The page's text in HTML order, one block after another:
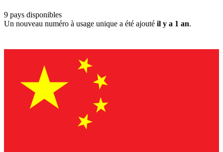
9 pays disponibles
Un nouveau numéro à usage unique a été ajouté il y a 1 an.